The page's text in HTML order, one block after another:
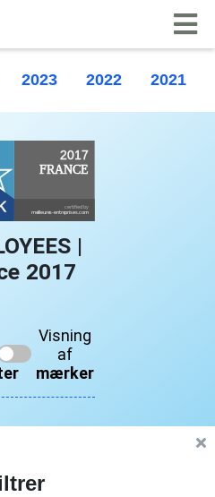
2023 2022 2021
|
2017
Visning
af
mærker